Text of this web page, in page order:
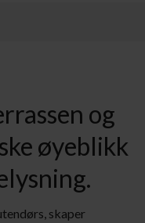
og
øyeblikk
skaper